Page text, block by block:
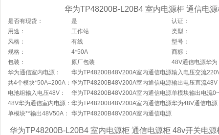
华为TP48200B-L20B4 室内电源柜 通信电源柜
是否有现货： 是
认证：
用途：
工作站
类型：
风格：
有线
型号：
规格：
4*50A
商标：
包装：
原厂包装 48V通信电源华为
华为通信室内电源：
华为TP48200B48V200A室内通信电源输入电压交流
共4个模块*50A=200A ： 华为TP48200B48V200A室内通信电源输出电压直流48V
电池组输入电压48V ： 华为TP48200B48V200A室内通信电源单模块输出电流
48V华为通信室内电源： 华为TP48200B48V200A室内通信电源华为48V通信电源
单模块**输出48V50A ： 华为TP48200B48V200A室内通信电源
华为TP48200B-L20B4 室内电源柜 通信电源柜 48v开关电